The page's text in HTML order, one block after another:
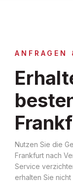
ANFRAGEN
Nutzen Sie die
Frankfurt nach
Service
erhalten Sie nicht